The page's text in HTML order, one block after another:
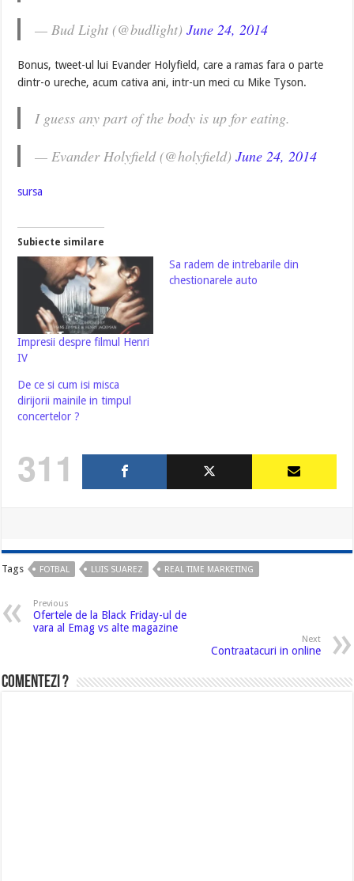
— Bud Light (@budlight)June 24, 2014
Bonus, tweet-ul lui Evander Holyfield, care a ramas fara o parte
dintr-o ureche, acum cativa ani, intr-un meci cu Mike Tyson.
I guess any part of the body is up for eating.
— Evander Holyfield (@holyfield)June 24, 2014
sursa
Subiecte similare
Impresii despre filmul Henri
IV
Sa radem de intrebarile din
chestionarele auto
De ce si cum isi misca
dirijorii mainile in timpul
concertelor ?
311
Tags FOTBAL LUIS SUAREZ REAL TIME MARKETING
Previous
Ofertele de la Black Friday-ul de
vara al Emag vs alte magazine
Next
Contraatacuri in online
Comentezi ?